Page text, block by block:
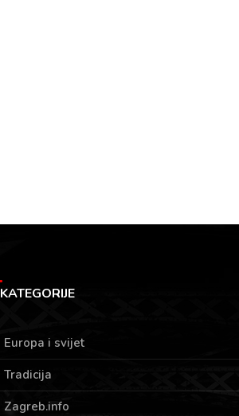
KATEGORIJE
Europa i svijet
Tradicija
Zagreb.info